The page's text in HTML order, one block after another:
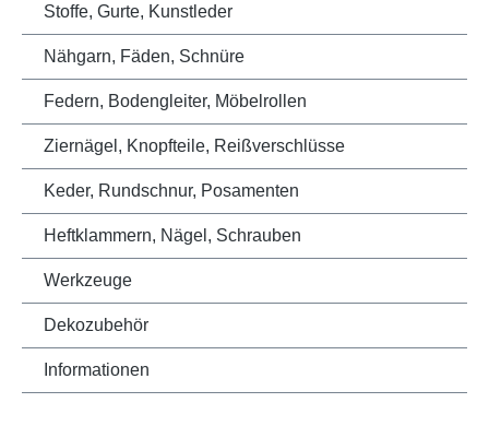
Stoffe, Gurte, Kunstleder
Nähgarn, Fäden, Schnüre
Federn, Bodengleiter, Möbelrollen
Ziernägel, Knopfteile, Reißverschlüsse
Keder, Rundschnur, Posamenten
Heftklammern, Nägel, Schrauben
Werkzeuge
Dekozubehör
Informationen